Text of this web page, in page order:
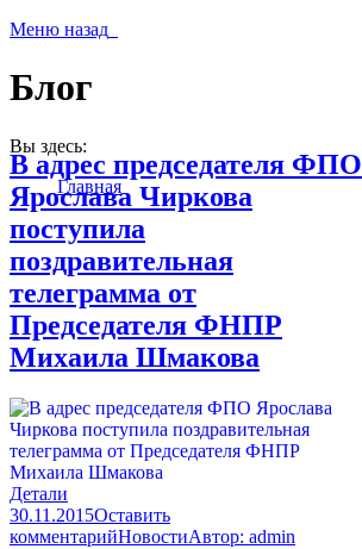
Меню назад
Блог
Вы здесь:
Главная
В адрес председателя ФПО
Ярослава Чиркова
поступила
поздравительная
телеграмма от
Председателя ФНПР
Михаила Шмакова
Детали
30.11.2015Оставить
комментарийНовостиАвтор: admin